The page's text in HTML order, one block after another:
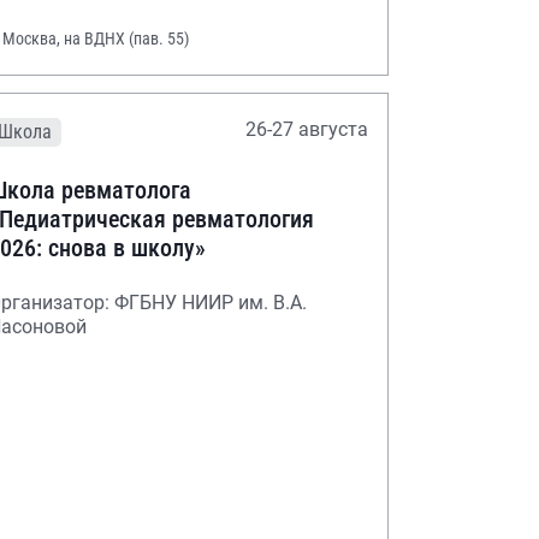
Москва, на ВДНХ (пав. 55)
Школа 26-27 августа
ревматолога
ревматология
снова в школу»
ФГБНУ НИИР им. В.А.